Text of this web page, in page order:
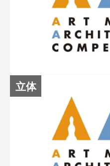
AAC25周年記念展
催者インタビュー
立体